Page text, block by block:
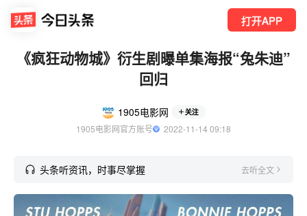
打开APP
《疯狂动物城》衍生剧曝单集海报“兔朱迪”
回归
1905电影网 关注
1905电影网官方账号
  2022-11-14 09:18
头条听资讯，时事尽掌握 去听全文